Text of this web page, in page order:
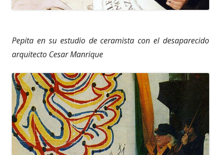
Pepita en su estudio de ceramista con el desaparecido
arquitecto Cesar Manrique